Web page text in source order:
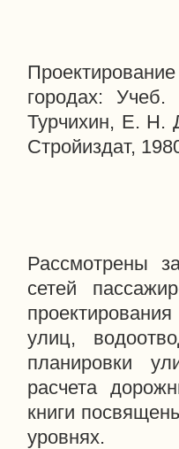
городах:
Турчихин, Е. Н.
Стройиздат,
Рассмотрены
сетей
улиц,
планировки
расчета
книги
уровнях.